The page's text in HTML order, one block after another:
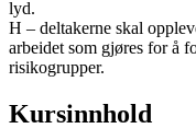
lyd.
H – deltakerne skal
arbeidet som gjøres for å
risikogrupper.
Kursinnhold